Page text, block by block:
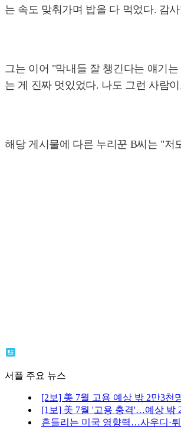
는 속도 맞춰가며 밥을 다 먹었다. 감
그는 이어 "막내들 잘 챙긴다는 얘기
는 게 진짜 멋있었다. 나도 그런 사람
해당 게시물에 다른 누리꾼 B씨는 "저
서플 주요 뉴스
[2보] 美 7월 고용 예상 밖 2만3
[1보] 美 7월 '고용 충격'…예상 밖
흔들리는 미국 영향력…사우디·